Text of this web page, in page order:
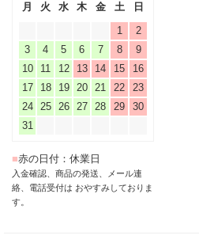
月 火 水 木 金 土
日
1
2
3
4 5 6 7 8
9
10
11 12 13 14 15
16
17
18 19 20 21 22
23
24
25 26 27 28 29
30
31
■赤の日付：休業日
入金確認、商品の発送、メール連
絡、電話受付は おやすみしておりま
す。